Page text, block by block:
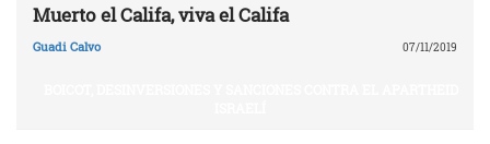
Muerto el Califa, viva el Califa
Guadi Calvo 07/11/2019